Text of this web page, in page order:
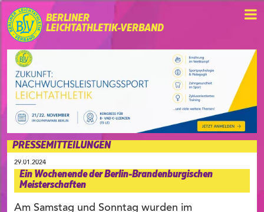
BERLINER
LEICHTATHLETIK-VERBAND
PRESSEMITTEILUNGEN
29.01.2024
Ein Wochenende der Berlin-Brandenburgischen
Meisterschaften
Am Samstag und Sonntag wurden im